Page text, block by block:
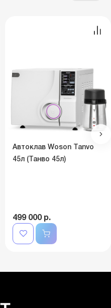
Автоклав Woson Tanvo
45л (Танво 45л)
499 000 р.